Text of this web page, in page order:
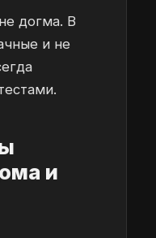
догма. В
и не
и